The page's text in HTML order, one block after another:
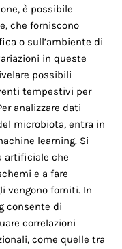
è possibile
che forniscono
o sull’ambiente di
in queste
possibili
tempestivi per
analizzare dati
microbiota, entra in
learning. Si
artificiale che
e a fare
vengono forniti. In
consente di
correlazioni
come quelle tra